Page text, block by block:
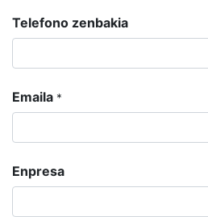
Telefono zenbakia
Emaila *
Enpresa